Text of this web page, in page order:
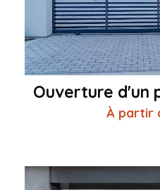
Ouverture d'un
À partir